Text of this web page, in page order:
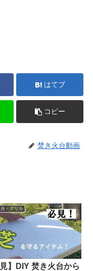
はてブ
コピー
焚き火台動画
・グリル
見】DIY 焚き火台から